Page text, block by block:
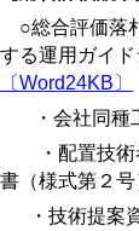
○総合評価落
する運用ガイ
〔Word24KB〕
・会社同種工
・配置技術
書（様式第２号
・技術提案資